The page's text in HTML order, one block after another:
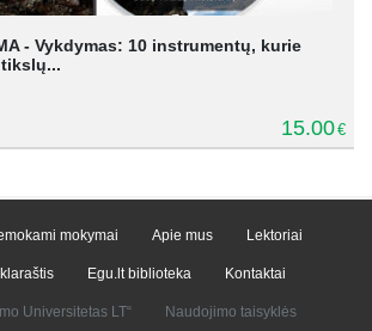
- Vykdymas: 10 instrumentų, kurie
15.00€
mokymai Apie mus Lektoriai
Egu.lt biblioteka Kontaktai
Universitetas LT“ Naudojimo taisyklės